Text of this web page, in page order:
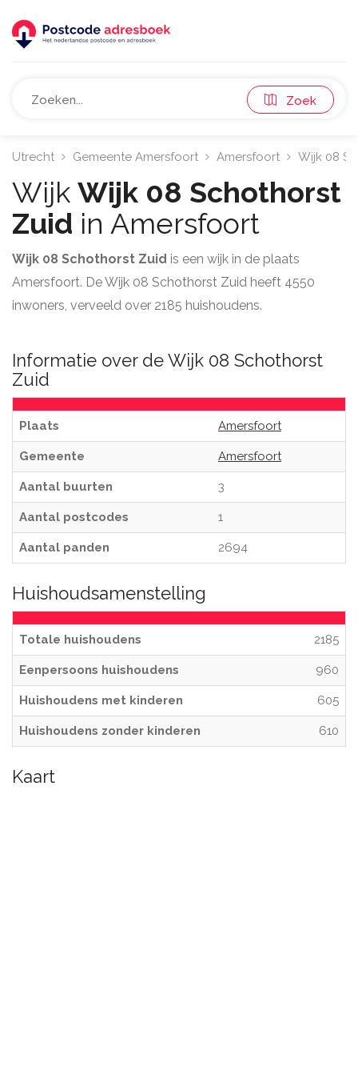
Zoek
Utrecht Gemeente Amersfoort Amersfoort Wijk 08
Wijk Wijk 08 Schothorst
Zuid in Amersfoort
Wijk 08 Schothorst Zuid is een wijk in de plaats
Amersfoort. De Wijk 08 Schothorst Zuid heeft 4550
inwoners, verveeld over 2185 huishoudens.
Informatie over de Wijk 08 Schothorst
Zuid
Plaats Amersfoort
Gemeente Amersfoort
Aantal buurten 3
Aantal postcodes 1
Aantal panden 2694
Huishoudsamenstelling
Totale huishoudens 2185
Eenpersoons huishoudens 960
Huishoudens met kinderen 605
Huishoudens zonder kinderen 610
Kaart